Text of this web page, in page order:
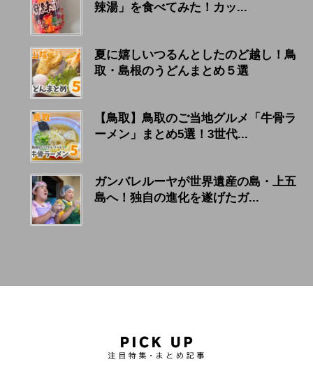
辣湯」を食べてみた！カッ...
夏に嬉しいつるんとしたのど越し！鳥
取・島根のうどんまとめ５選
【鳥取】鳥取のご当地グルメ「牛骨ラ
ーメン」まとめ5選！3世代...
ガンバレルーヤが世界遺産の島・上五
島へ！独自の進化を遂げたガ...